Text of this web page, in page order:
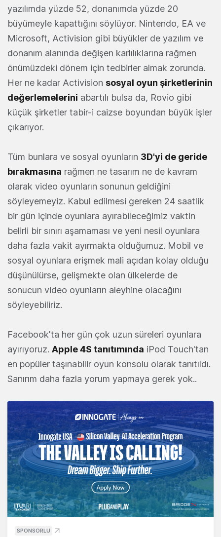
yazılımda yüzde 52, donanımda yüzde 20
büyümeyle kapattığını söylüyor. Nintendo, EA ve
Microsoft, Activision gibi büyükler de yazılım ve
donanım alanında değişen karlılıklarına rağmen
önümüzdeki dönem için tedbirler almak zorunda.
Her ne kadar Activision sosyal oyun şirketlerinin
değerlemelerini abartılı bulsa da, Rovio gibi
küçük şirketler tabir-i caizse boyundan büyük işler
çıkarıyor.
Tüm bunlara ve sosyal oyunların 3D'yi de geride
bırakmasına rağmen ne tasarım ne de kavram
olarak video oyunların sonunun geldiğini
söyleyemeyiz. Kabul edilmesi gereken 24 saatlik
bir gün içinde oyunlara ayırabileceğimiz vaktin
belirli bir sınırı aşamaması ve yeni nesil oyunlara
daha fazla vakit ayırmakta olduğumuz. Mobil ve
sosyal oyunlara erişmek mali açıdan kolay olduğu
düşünülürse, gelişmekte olan ülkelerde de
sonucun video oyunların aleyhine olacağını
söyleyebiliriz.
Facebook'ta her gün çok uzun süreleri oyunlara
ayırıyoruz. Apple 4S tanıtımında iPod Touch'tan
en popüler taşınabilir oyun konsolu olarak tanıtıldı.
Sanırım daha fazla yorum yapmaya gerek yok..
SPONSORLU